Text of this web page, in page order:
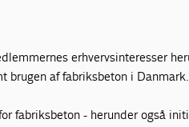
erhvervsinteresser
brugen af fabriksbeton i Danmark.
fabriksbeton - herunder også